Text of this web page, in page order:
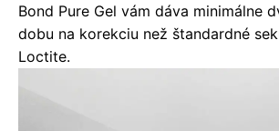
Bond Pure Gel vám dáva minimálne
dobu na korekciu než štandardné
Loctite.